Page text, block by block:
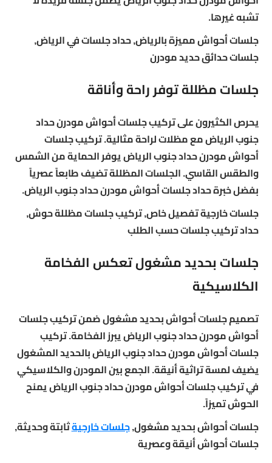
تشبه غيرها.
جلسات أحواش مميزة بالرياض, حداد جلسات في الرياض,
جلسات حدائق حديد مودرن
جلسات مظللة توفر راحة وأناقة
يحرص الكثيرون على تركيب جلسات أحواش مودرن حداد
جنوب الرياض مع مظلات لراحة مثالية. تركيب جلسات
أحواش مودرن حداد جنوب الرياض يوفر الحماية من الشمس
والطقس القاسي. الجلسات المظللة تضيف طابعاً عصرياً
بفضل خبرة حداد جلسات أحواش مودرن حداد جنوب الرياض.
جلسات خارجية تفصيل خاص, تركيب جلسات مظللة حوش,
حداد تركيب جلسات حسب الطلب
جلسات بحديد مشغول تعكس الفخامة
الكلاسيكية
تصميم جلسات أحواش بحديد مشغول ضمن تركيب جلسات
أحواش مودرن حداد جنوب الرياض يبرز الفخامة. تركيب
جلسات أحواش مودرن حداد جنوب الرياض بالحديد المشغول
يضيف لمسة تراثية أنيقة. الجمع بين المودرن والكلاسيكي
في تركيب جلسات أحواش مودرن حداد جنوب الرياض يمنح
الحوش تميزاً.
جلسات أحواش بحديد مشغول,جلسات خارجيةثابتة وحديثة,
جلسات أحواش أنيقة وعصرية